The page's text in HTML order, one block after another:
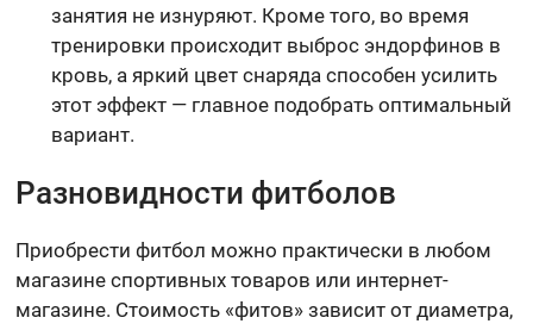
занятия не изнуряют. Кроме того, во время
тренировки происходит выброс эндорфинов в
кровь, а яркий цвет снаряда способен усилить
этот эффект — главное подобрать оптимальный
вариант.
Разновидности фитболов
Приобрести фитбол можно практически в любом
магазине спортивных товаров или интернет-
магазине. Стоимость «фитов» зависит от диаметра,